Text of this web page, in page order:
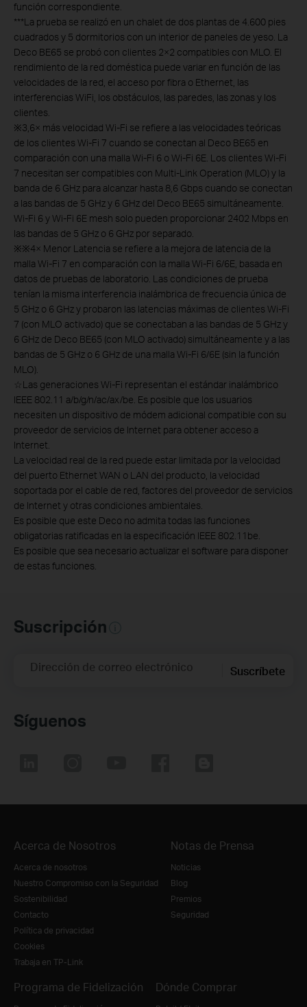
función correspondiente.
***La prueba se realizó en un chalet de dos plantas de 4.600 pies
cuadrados y 5 dormitorios con un interior de paneles de yeso. La
Deco BE65 se probó con clientes 2×2 compatibles con MLO. El
rendimiento de la red doméstica puede variar en función de las
velocidades de la red, el acceso por fibra o Ethernet, las
interferencias WiFi, los obstáculos, las paredes, las zonas y los
clientes.
※3,6× más velocidad Wi-Fi se refiere a las velocidades teóricas
de los clientes Wi-Fi 7 cuando se conectan al Deco BE65 en
comparación con una malla Wi-Fi 6 o Wi-Fi 6E. Los clientes Wi-Fi
7 necesitan ser compatibles con Multi-Link Operation (MLO) y la
banda de 6 GHz para alcanzar hasta 8,6 Gbps cuando se conectan
a las bandas de 5 GHz y 6 GHz del Deco BE65 simultáneamente.
Wi-Fi 6 y Wi-Fi 6E mesh solo pueden proporcionar 2402 Mbps en
las bandas de 5 GHz o 6 GHz por separado.
※※4× Menor Latencia se refiere a la mejora de latencia de la
malla Wi-Fi 7 en comparación con la malla Wi-Fi 6/6E, basada en
datos de pruebas de laboratorio. Las condiciones de prueba
tenían la misma interferencia inalámbrica de frecuencia única de
5 GHz o 6 GHz y probaron las latencias máximas de clientes Wi-Fi
7 (con MLO activado) que se conectaban a las bandas de 5 GHz y
6 GHz de Deco BE65 (con MLO activado) simultáneamente y a las
bandas de 5 GHz o 6 GHz de una malla Wi-Fi 6/6E (sin la función
MLO).
☆ Las generaciones Wi-Fi representan el estándar inalámbrico
IEEE 802.11 a/b/g/n/ac/ax/be. Es posible que los usuarios
necesiten un dispositivo de módem adicional compatible con su
proveedor de servicios de Internet para obtener acceso a
Internet.
La velocidad real de la red puede estar limitada por la velocidad
del puerto Ethernet WAN o LAN del producto, la velocidad
soportada por el cable de red, factores del proveedor de servicios
de Internet y otras condiciones ambientales.
Es posible que este Deco no admita todas las funciones
obligatorias ratificadas en la especificación IEEE 802.11be.
Es posible que sea necesario actualizar el software para disponer
de estas funciones.
Suscripción
Dirección de correo electrónico Suscríbete
Síguenos
Acerca de Nosotros
Acerca de nosotros
Nuestro Compromiso con la Seguridad
Sostenibilidad
Contacto
Política de privacidad
Cookies
Trabaja en TP-Link
Notas de Prensa
Noticias
Blog
Premios
Seguridad
Programa de Fidelización Dónde Comprar